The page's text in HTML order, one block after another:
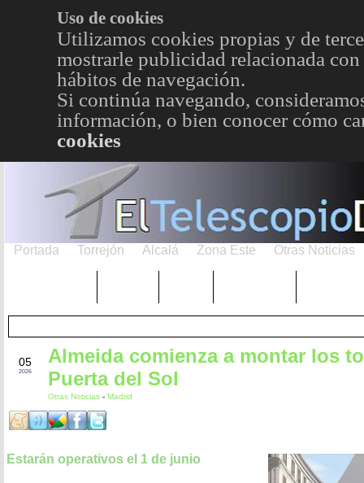
Uso de cookies
Utilizamos cookies propias y de
mostrarle publicidad relacionada
hábitos de navegación.
Si continúa navegando,
información, o bien conocer cómo
cookies
Portada Torrejón Alcalá Zona Este Otras Noticias
05
2026
Almeida comienza a montar los
Puerta del Sol
Otras Noticias - Madrid
Estarán operativos el 1 de junio